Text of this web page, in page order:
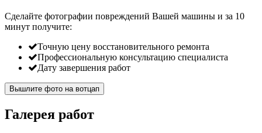
Сделайте фотографии повреждений Вашей машины и за 10
минут получите:
Точную цену восстановительного ремонта
Профессиональную консультацию специалиста
Дату завершения работ
Вышлите фото на вотцап
Галерея работ